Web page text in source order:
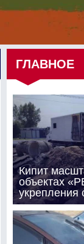
ГЛАВНОЕ
Кипит
объектах
укрепления